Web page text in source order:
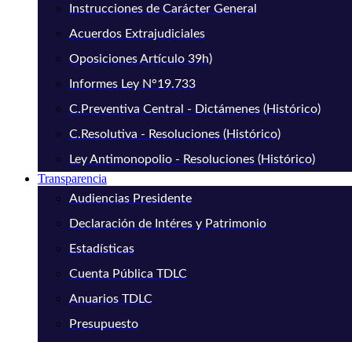
Instrucciones de Carácter General
Acuerdos Extrajudiciales
Oposiciones Artículo 39h)
Informes Ley N°19.733
C.Preventiva Central - Dictámenes (Histórico)
C.Resolutiva - Resoluciones (Histórico)
Ley Antimonopolio - Resoluciones (Histórico)
Transparencia
Audiencias Presidente
Declaración de Intéres y Patrimonio
Estadísticas
Cuenta Pública TDLC
Anuarios TDLC
Presupuesto